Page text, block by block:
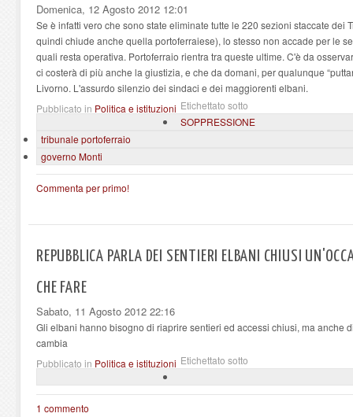
Domenica, 12 Agosto 2012 12:01
Se è infatti vero che sono state eliminate tutte le 220 sezioni staccate dei
quindi chiude anche quella portoferraiese), lo stesso non accade per le
quali resta operativa. Portoferraio rientra tra queste ultime. C'è da
ci costerà di più anche la giustizia, e che da domani, per qualunque
Livorno. L'assurdo silenzio dei sindaci e dei maggiorenti elbani.
Pubblicato in Politica e istituzioni Etichettato sotto
SOPPRESSIONE
tribunale portoferraio
governo Monti
Commenta per primo!
REPUBBLICA PARLA DEI SENTIERI ELBANI CHIUSI
CHE FARE
Sabato, 11 Agosto 2012 22:16
Gli elbani hanno bisogno di riaprire sentieri ed accessi chiusi, ma anche
cambia
Pubblicato in Politica e istituzioni Etichettato sotto
1 commento